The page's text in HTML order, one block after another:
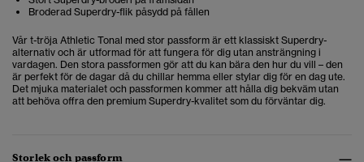
Broderad Superdry-flik påsydd på fållen
Vår t-tröja Athletic Tonal med stor passform är ett klassiskt Superdry-
alternativ och är utformad för att fungera för dig utan ansträngning i
vardagen. Den stora passformen gör att du kan bära den hur du vill – den
är perfekt för de dagar då du chillar hemma eller stylar dig för en dag ute.
Det mjuka materialet och passformen kommer att hålla dig bekväm utan
att behöva offra den premium Superdry-kvalitet som du förväntar dig.
Storlek och passform